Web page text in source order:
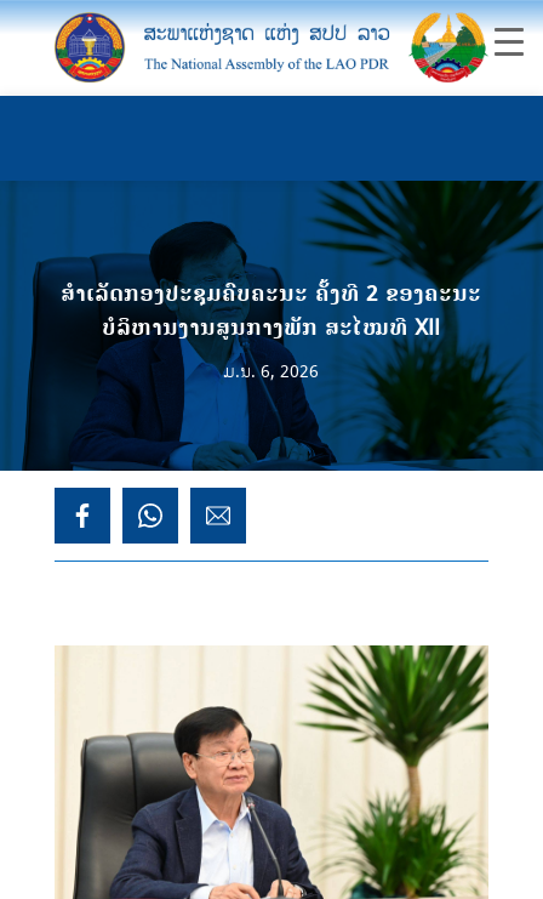
ສໍາເລັດກອງປະຊຸມຄົບຄະນະ ຄັ້ງທີ 2 ຂອງຄະນະ
ບໍລິຫານງານສູນກາງພັກ ສະໄໝທີ XII
ມ.ນ. 6, 2026